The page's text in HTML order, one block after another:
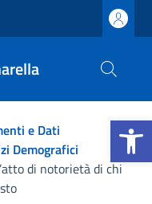
e Dati
Demografici
di notorietà di chi
Apri la